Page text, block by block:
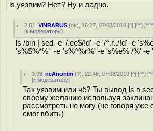
ls уязвим? Нет? Ну и ладно.
2.61 ,VINRARUS (ok), 16:27, 07/08/2019 [^] [^^] [
[к модератору]
ls /bin | sed -e '/.ee$/!d' -e '/^.r../!d' -e
's%$%*%' -e 's%^%r%' -e 's%e% /%' -e
3.93 ,neAnonim (?), 22:46, 07/08/2019 [^] [^^] [
[к модератору]
Так уязвим или чё? Ты вывод ls в
своему желанию используя
рассмотреть не могу (не говоря уже
смог вбить)